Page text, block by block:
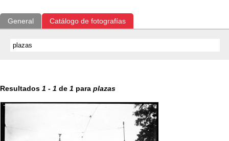
General Catálogo de fotografías
Resultados 1 - 1 de 1 para plazas